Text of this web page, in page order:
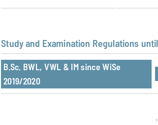
Study and Examination Regulations
B.Sc. BWL, VWL & IM since WiSe
2019/2020